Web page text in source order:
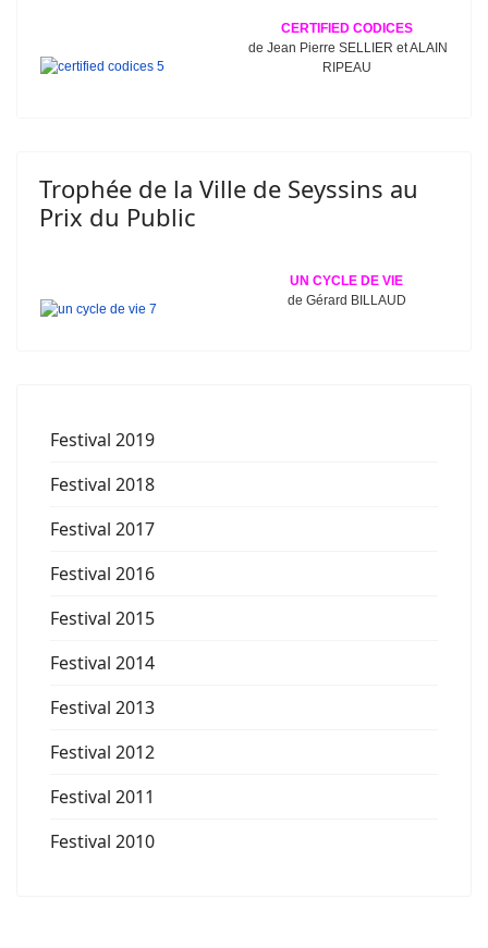
CERTIFIED CODICES
de Jean Pierre SELLIER et ALAIN
RIPEAU
Trophée de la Ville de Seyssins au
Prix du Public
UN CYCLE DE VIE
de Gérard BILLAUD
Festival 2019
Festival 2018
Festival 2017
Festival 2016
Festival 2015
Festival 2014
Festival 2013
Festival 2012
Festival 2011
Festival 2010